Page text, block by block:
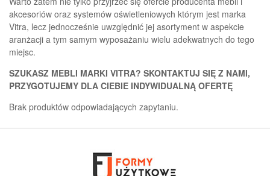
akcesoriów oraz systemów oświetleniowych którym jest marka
Vitra, lecz jednocześnie uwzględnić jej asortyment w aspekcie
aranżacji a tym samym wyposażaniu wielu adekwatnych do tego
miejsc.
SZUKASZ MEBLI MARKI VITRA? SKONTAKTUJ SIĘ Z NAMI,
PRZYGOTUJEMY DLA CIEBIE INDYWIDUALNĄ OFERTĘ
Brak produktów odpowiadających zapytaniu.